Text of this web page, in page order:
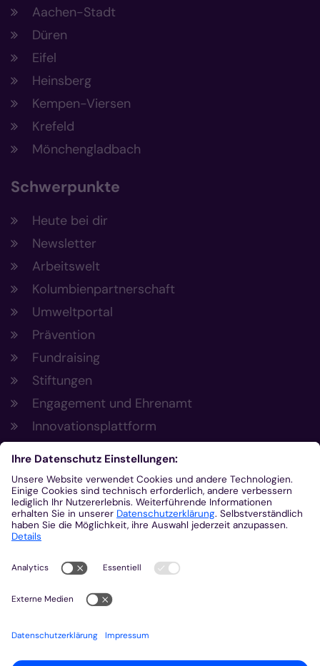
Aachen-Stadt
Düren
Eifel
Heinsberg
Kempen-Viersen
Krefeld
Mönchengladbach
Schwerpunkte
Heute bei dir
Newsletter
Arbeitswelt
Kolumbienpartnerschaft
Umweltportal
Prävention
Fundraising
Stiftungen
Engagement und Ehrenamt
Innovationsplattform
Aus der Plattform
Nachrichten
Veranstaltungen
Gottesdienste
Stellenangebote
Kirchenzeitung
Amtsblatt (Kirchlicher Anzeiger)
Rechtsdatenbank
Meldestelle gemäß Hinweisgeberschutzgesetz